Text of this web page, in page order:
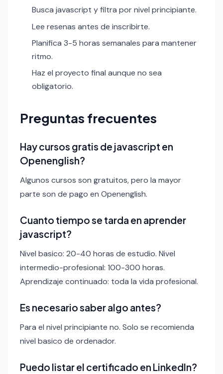
Busca javascript y filtra por nivel principiante.
Lee resenas antes de inscribirte.
Planifica 3-5 horas semanales para mantener
ritmo.
Haz el proyecto final aunque no sea
obligatorio.
Preguntas frecuentes
Hay cursos gratis de javascript en
Openenglish?
Algunos cursos son gratuitos, pero la mayor
parte son de pago en Openenglish.
Cuanto tiempo se tarda en aprender
javascript?
Nivel basico: 20-40 horas de estudio. Nivel
intermedio-profesional: 100-300 horas.
Aprendizaje continuado: toda la vida profesional.
Es necesario saber algo antes?
Para el nivel principiante no. Solo se recomienda
nivel basico de ordenador.
Puedo listar el certificado en LinkedIn?